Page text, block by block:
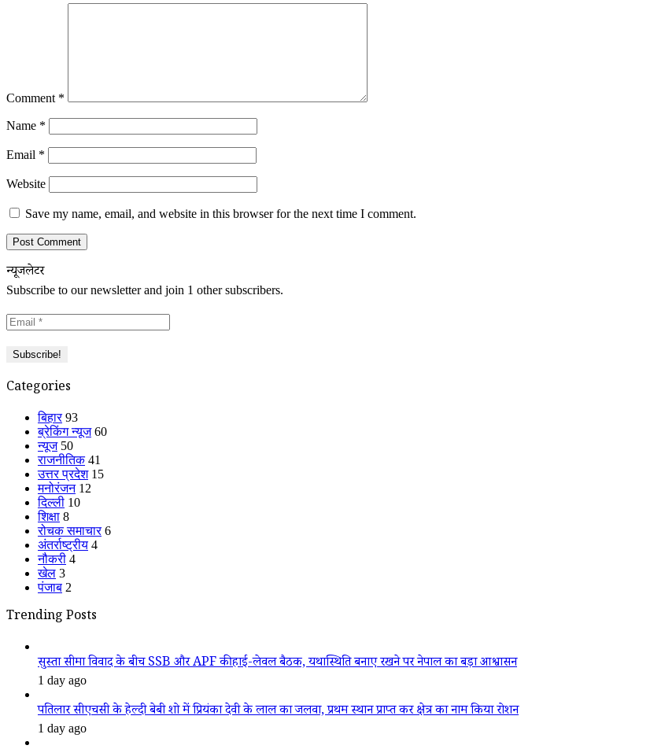
Comment *
Name *
Email *
Website
Save my name, email, and website in this browser for the next time I comment.
न्यूजलेटर
Subscribe to our newsletter and join 1 other subscribers.
Categories
बिहार 93
ब्रेकिंग न्यूज 60
न्यूज 50
राजनीतिक 41
उत्तर प्रदेश 15
मनोरंजन 12
दिल्ली 10
शिक्षा 8
रोचक समाचार 6
अंतर्राष्ट्रीय 4
नौकरी 4
खेल 3
पंजाब 2
Trending Posts
सुस्ता सीमा विवाद के बीच SSB और APF की हाई-लेवल बैठक, यथास्थिति बनाए रखने पर नेपाल का बड़ा आश्वासन
1 day ago
पतिलार सीएचसी के हेल्दी बेबी शो में प्रियंका देवी के लाल का जलवा, प्रथम स्थान प्राप्त कर क्षेत्र का नाम किया रोशन
1 day ago